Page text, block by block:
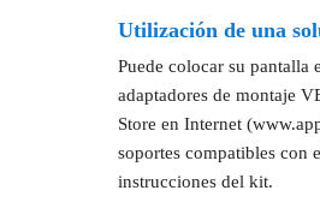
Utilización de una
Puede colocar su pantalla
adaptadores de montaje
Store en Internet
soportes compatibles con
instrucciones del kit.